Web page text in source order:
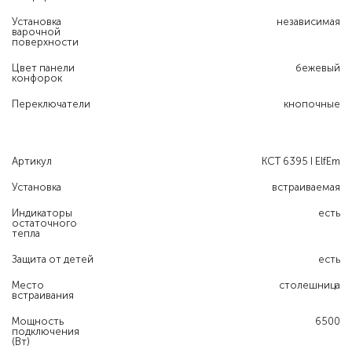
Установка
варочной
поверхности
независимая
Цвет панели
конфорок
бежевый
Переключатели кнопочные
Артикул KCT 6395 I ElfEm
Установка встраиваемая
Индикаторы
остаточного
тепла
есть
Защита от детей есть
Место
встраивания
столешница
Мощность
подключения
(Вт)
6500